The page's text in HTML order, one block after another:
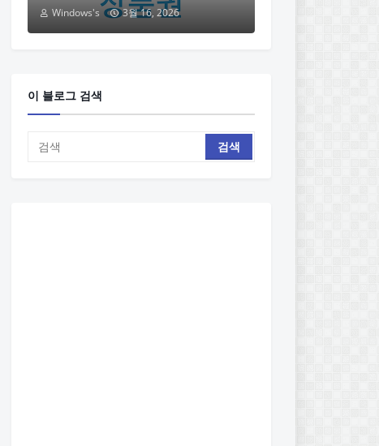
Windows's 3월 16, 2026
이 블로그 검색